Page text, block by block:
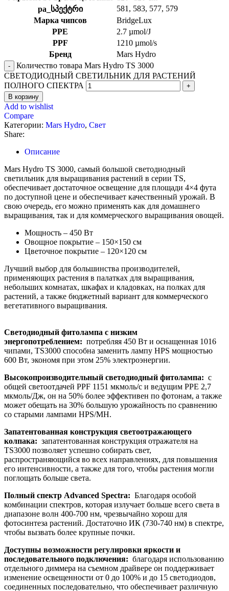
pa_სპექტრი
581 , 583, 577, 579
Марка чипсов
BridgeLux
PPE
2.7 µmol/J
PPF
1210 µmol/s
Бренд
Mars Hydro
Количество товара Mars Hydro TS 3000
СВЕТОДИОДНЫЙ СВЕТИЛЬНИК ДЛЯ РАСТЕНИЙ
ПОЛНОГО СПЕКТРА
В корзину
Add to wishlist
Compare
Категории: Mars Hydro, Свет
Share:
Описание
Mars Hydro TS 3000, самый большой светодиодный
светильник для выращивания растений в серии TS,
обеспечивает достаточное освещение для площади 4×4 фута
по доступной цене и обеспечивает качественный урожай. В
свою очередь, его можно применять как для домашнего
выращивания, так и для коммерческого выращивания овощей.
Мощность – 450 Вт
Овощное покрытие – 150×150 см
Цветочное покрытие – 120×120 см
Лучший выбор для большинства производителей,
применяющих растения в палатках для выращивания,
небольших комнатах, шкафах и кладовках, на полках для
растений, а также бюджетный вариант для коммерческого
вегетативного выращивания.
Светодиодный фитолампа с низким
энергопотреблением: потребляя 450 Вт и оснащенная 1016
чипами, TS3000 способна заменить лампу HPS мощностью
600 Вт, экономя при этом 25% электроэнергии.
Высокопроизводительный светодиодный фитолампа: с
общей светоотдачей PPF 1151 мкмоль/с и ведущим PPE 2,7
мкмоль/Дж, он на 50% более эффективен по фотонам, а также
может обещать на 30% большую урожайность по сравнению
со старыми лампами HPS/MH.
Запатентованная конструкция светоотражающего
колпака: запатентованная конструкция отражателя на
TS3000 позволяет успешно собирать свет,
распространяющийся во всех направлениях, для повышения
его интенсивности, а также для того, чтобы растения могли
поглощать больше света.
Полный спектр Advanced Spectra: Благодаря особой
комбинации спектров, которая излучает больше всего света в
диапазоне волн 400-700 нм, чрезвычайно хорош для
фотосинтеза растений. Достаточно ИК (730-740 нм) в спектре,
чтобы вызвать более крупные почки.
Доступны возможности регулировки яркости и
последовательного подключения: благодаря использованию
отдельного диммера на съемном драйвере он поддерживает
изменение освещенности от 0 до 100% и до 15 светодиодов,
соединенных последовательно, что обеспечивает различную